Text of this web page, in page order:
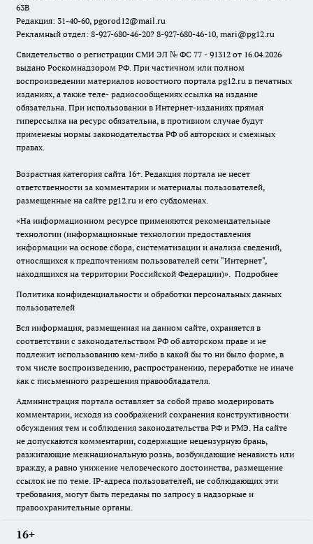
63В
Редакция: 31-40-60, pgorod12@mail.ru
Рекламный отдел: 8-927-680-46-20? 8-927-680-46-10, mari@pg12.ru
Свидетельство о регистрации СМИ ЭЛ № ФС 77 - 91312 от 16.04.2026
выдано Роскомнадзором РФ. При частичном или полном
воспроизведении материалов новостного портала pg12.ru в печатных
изданиях, а также теле- радиосообщениях ссылка на издание
обязательна. При использовании в Интернет-изданиях прямая
гиперссылка на ресурс обязательна, в противном случае будут
применены нормы законодательства РФ об авторских и смежных
правах.
Возрастная категория сайта 16+. Редакция портала не несет
ответственности за комментарии и материалы пользователей,
размещенные на сайте pg12.ru и его субдоменах.
«На информационном ресурсе применяются рекомендательные
технологии (информационные технологии предоставления
информации на основе сбора, систематизации и анализа сведений,
относящихся к предпочтениям пользователей сети "Интернет",
находящихся на территории Российской Федерации)». Подробнее
Политика конфиденциальности и обработки персональных данных
пользователей
Вся информация, размещенная на данном сайте, охраняется в
соответствии с законодательством РФ об авторском праве и не
подлежит использованию кем-либо в какой бы то ни было форме, в
том числе воспроизведению, распространению, переработке не иначе
как с письменного разрешения правообладателя.
Администрация портала оставляет за собой право модерировать
комментарии, исходя из соображений сохранения конструктивности
обсуждения тем и соблюдения законодательства РФ и РМЭ. На сайте
не допускаются комментарии, содержащие нецензурную брань,
разжигающие межнациональную рознь, возбуждающие ненависть или
вражду, а равно унижение человеческого достоинства, размещение
ссылок не по теме. IP-адреса пользователей, не соблюдающих эти
требования, могут быть переданы по запросу в надзорные и
правоохранительные органы.
16+